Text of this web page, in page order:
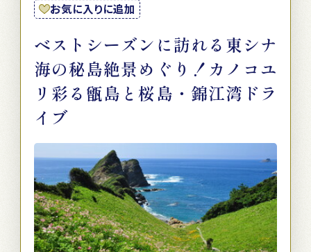
お気に入りに追加
ベストシーズンに訪れる東シナ
海の秘島絶景めぐり！カノコユ
リ彩る甑島と桜島・錦江湾ドラ
イブ